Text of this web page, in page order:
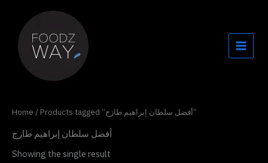
content
Home / Products tagged “أفضل سلطان إبراهيم طازج”
أفضل سلطان إبراهيم طازج
Showing the single result